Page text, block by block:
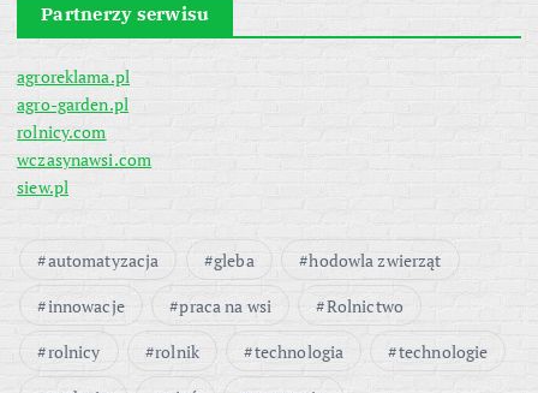
Partnerzy serwisu
agroreklama.pl
agro-garden.pl
rolnicy.com
wczasynawsi.com
siew.pl
automatyzacja gleba
hodowla zwierząt
innowacje
praca na wsi
Rolnictwo
rolnicy
rolnik technologia
technologie